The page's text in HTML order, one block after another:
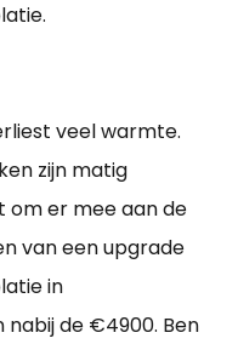
veel warmte.
zijn matig
om er mee aan de
van een upgrade
in
de €4900. Ben